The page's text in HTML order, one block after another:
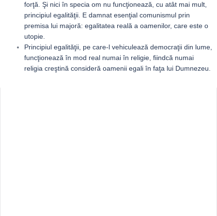
forţă. Şi nici în specia om nu funcţionează, cu atât mai mult,
principiul egalităţii. E damnat esenţial comunismul prin
premisa lui majoră: egalitatea reală a oamenilor, care este o
utopie.
Principiul egalităţii, pe care-l vehiculează democraţii din lume,
funcţionează în mod real numai în religie, fiindcă numai
religia creştină consideră oamenii egali în faţa lui Dumnezeu.